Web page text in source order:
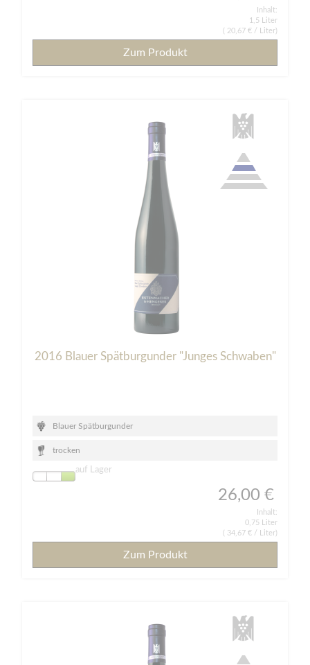
Inhalt:
1,5 Liter
20,67 € / Liter)
Zum Produkt
2016 Blauer Spätburgunder "Junges Schwaben"
Blauer Spätburgunder
trocken
auf Lager
26,00 €
Inhalt:
0,75 Liter
34,67 € / Liter)
Zum Produkt